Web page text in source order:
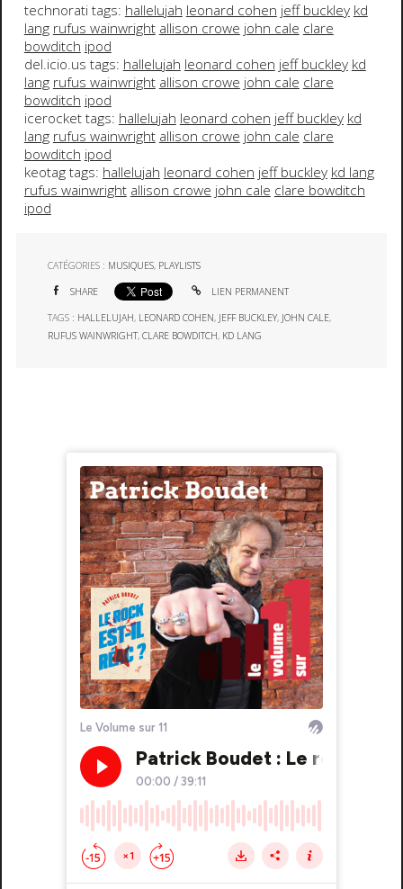
technorati tags: hallelujah leonard cohen jeff buckley kd
lang rufus wainwright allison crowe john cale clare
bowditch ipod
del.icio.us tags: hallelujah leonard cohen jeff buckley kd
lang rufus wainwright allison crowe john cale clare
bowditch ipod
icerocket tags: hallelujah leonard cohen jeff buckley kd
lang rufus wainwright allison crowe john cale clare
bowditch ipod
keotag tags: hallelujah leonard cohen jeff buckley kd lang
rufus wainwright allison crowe john cale clare bowditch
ipod
CATÉGORIES : MUSIQUES, PLAYLISTS
SHARE LIEN PERMANENT
TAGS : HALLELUJAH, LEONARD COHEN, JEFF BUCKLEY, JOHN CALE,
RUFUS WAINWRIGHT,CLARE BOWDITCH, KD LANG